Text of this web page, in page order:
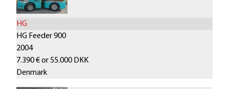
m
a
e
HG
HG Feeder 900
2004
7.390 € or 55.000 DKK
Denmark